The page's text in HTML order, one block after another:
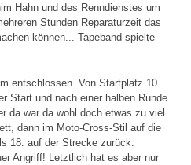
Hahn und des Renndienstes um
Stunden Reparaturzeit das
können... Tapeband spielte
entschlossen. Von Startplatz 10
Start und nach einer halben Runde
da war da wohl doch etwas zu viel
dann im Moto-Cross-Stil auf die
18. auf der Strecke zurück.
Angriff! Letztlich hat es aber nur